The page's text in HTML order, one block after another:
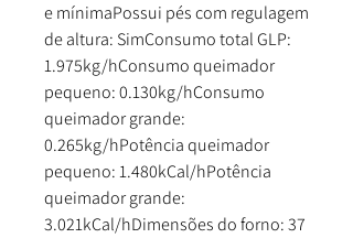
e mínimaPossui pés com regulagem
de altura: SimConsumo total GLP:
1.975kg/hConsumo queimador
pequeno: 0.130kg/hConsumo
queimador grande:
0.265kg/hPotência queimador
pequeno: 1.480kCal/hPotência
queimador grande:
3.021kCal/hDimensões do forno: 37